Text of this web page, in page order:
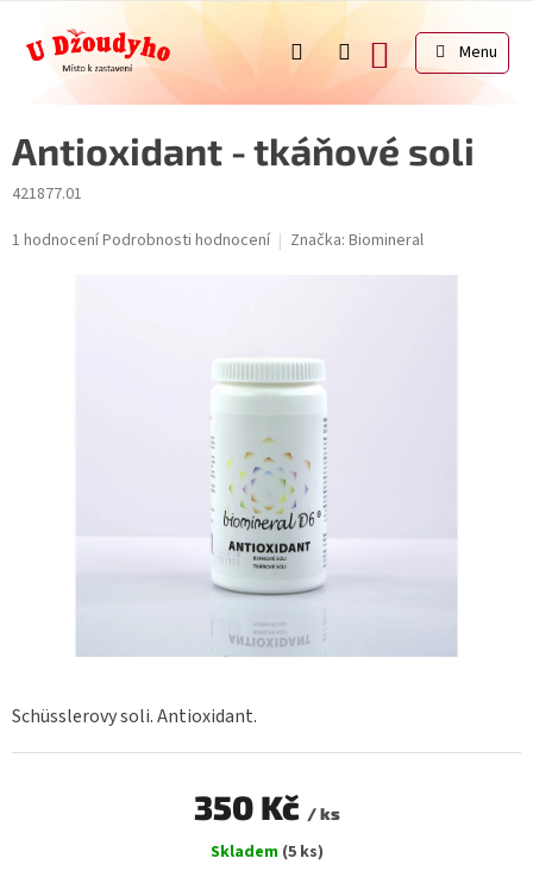
obsah
NÁKUPNÍ
KOŠÍK
Antioxidant - tkáňové soli
421877.01
Průměrné
1 hodnoceníPodrobnosti hodnocení Značka: Biomineral
Schüsslerovy soli. Antioxidant.
350 Kč / ks
cena:
Skladem (5 ks)